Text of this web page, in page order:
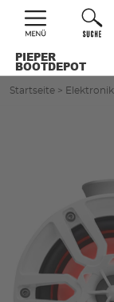
PIEPER
BOOTDEPOT
Startseite > Elektronik